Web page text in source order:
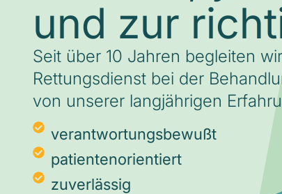
und zur
Seit über 10 Jahren begleiten
Rettungsdienst bei der
von unserer langjährigen
verantwortungsbewußt
patientenorientiert
zuverlässig